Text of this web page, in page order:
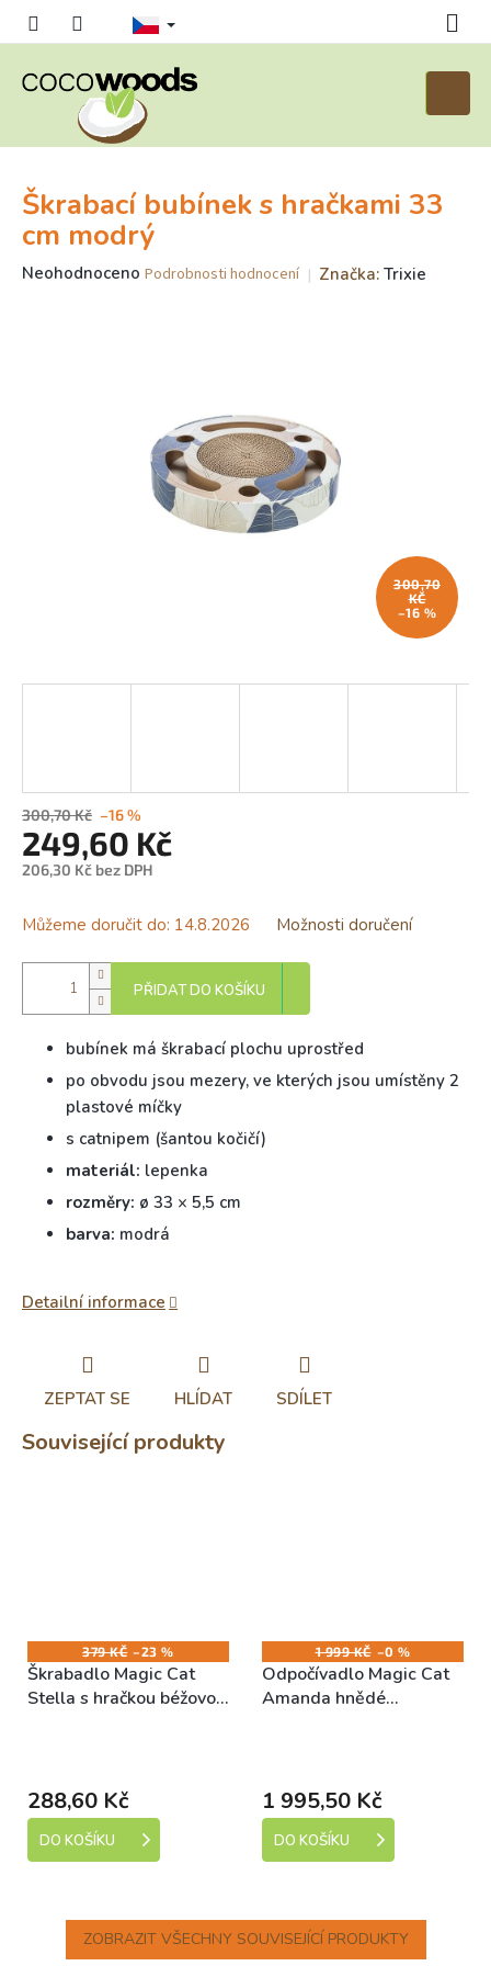
košík
Škrabací bubínek s hračkami 33
cm modrý
Průměrné
Neohodnoceno Podrobnosti hodnocení Značka: Trixie
300,70
KČ
–16 %
300,70 Kč –16 %
249,60 Kč
206,30 Kč bez DPH
cena:
Můžeme doručit do: 14.8.2026 Možnosti doručení
PŘIDAT DO KOŠÍKU
bubínek má škrabací plochu uprostřed
po obvodu jsou mezery, ve kterých jsou umístěny 2
plastové míčky
s catnipem (šantou kočičí)
materiál: lepenka
rozměry: ø 33 × 5,5 cm
barva: modrá
Detailní informace
ZEPTAT SE HLÍDAT SDÍLET
Související produkty
379 KČ –23 %
Škrabadlo Magic Cat
Stella s hračkou béžovo-
288,60 Kč
DO KOŠÍKU
1 999 KČ –0 %
Odpočívadlo Magic Cat
Amanda hnědé
1 995,50 Kč
DO KOŠÍKU
ZOBRAZIT VŠECHNY SOUVISEJÍCÍ PRODUKTY